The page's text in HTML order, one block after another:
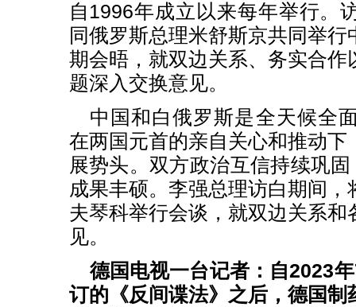
自1996年成立以来每年举行。
同俄罗斯总理米舒斯京共同举
期会晤，就双边关系、务实合作
题深入交换意见。
中国和白俄罗斯是全天候全
在两国元首的亲自关心和推动下
展势头。双方政治互信持续巩固
成果丰硕。李强总理访白期间
夫琴科举行会谈，就双边关系和
见。
德国电视一台记者：自2023
订的《反间谍法》之后，德国制